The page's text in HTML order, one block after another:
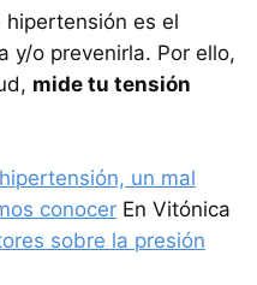
es el
y/o prevenirla. Por ello,
mide tu tensión
un mal
conocer En Vitónica
sobre la presión